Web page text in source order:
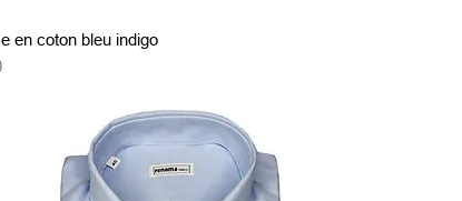
クイックビュー
en coton bleu indigo